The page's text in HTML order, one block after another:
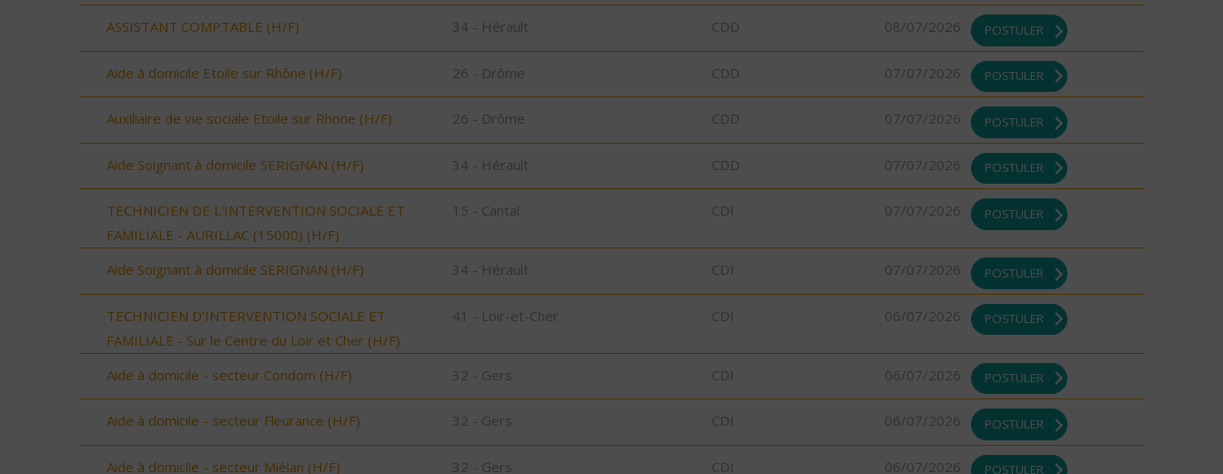
ASSISTANT COMPTABLE (H/F) 34 - Hérault CDD 08/07/2026 POSTULER
Aide à domicile Etoile sur Rhône (H/F) 26 - Drôme CDD 07/07/2026 POSTULER
Auxiliaire de vie sociale Etoile sur Rhone (H/F) 26 - Drôme CDD 07/07/2026 POSTULER
Aide Soignant à domicile SERIGNAN (H/F) 34 - Hérault CDD 07/07/2026 POSTULER
TECHNICIEN DE L'INTERVENTION SOCIALE ET
FAMILIALE - AURILLAC (15000) (H/F)
15 - Cantal CDI 07/07/2026 POSTULER
Aide Soignant à domicile SERIGNAN (H/F) 34 - Hérault CDI 07/07/2026 POSTULER
TECHNICIEN D’INTERVENTION SOCIALE ET
FAMILIALE - Sur le Centre du Loir et Cher (H/F)
41 - Loir-et-Cher CDI 06/07/2026 POSTULER
Aide à domicile - secteur Condom (H/F) 32 - Gers CDI 06/07/2026 POSTULER
Aide à domicile - secteur Fleurance (H/F) 32 - Gers CDI 06/07/2026 POSTULER
Aide à domicile - secteur Miélan (H/F) 32 - Gers CDI 06/07/2026 POSTULER